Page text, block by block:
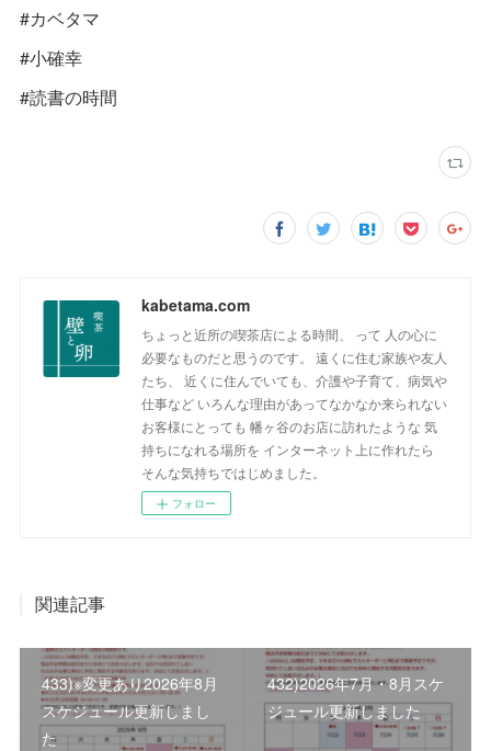
#カベタマ
#小確幸
#読書の時間
kabetama.com
ちょっと近所の喫茶店による時間、 って 人の心に
必要なものだと思うのです。 遠くに住む家族や友人
たち、 近くに住んでいても、介護や子育て、病気や
仕事など いろんな理由があってなかなか来られない
お客様にとっても 幡ヶ谷のお店に訪れたような 気
持ちになれる場所を インターネット上に作れたら
そんな気持ちではじめました。
フォロー
関連記事
433)※変更あり2026年8月
スケジュール更新しまし
た
432)2026年7月・8月スケ
ジュール更新しました